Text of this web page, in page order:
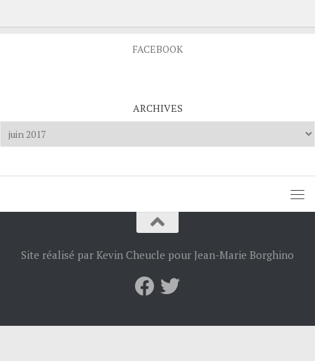
FACEBOOK
ARCHIVES
Archives
Site réalisé par Kevin Cheucle pour Jean-Marie Borghino